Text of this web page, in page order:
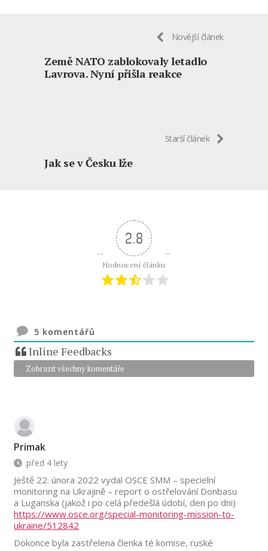
Novější článek
Země NATO zablokovaly letadlo
Lavrova. Nyní přišla reakce
Starší článek
Jak se v Česku lže
2.8
Hodnocení článku
5 komentářů
Inline Feedbacks
Zobrazit všechny komentáře
Primak
před 4 lety
Ještě 22. února 2022 vydal OSCE SMM – specielní
monitoring na Ukrajině – report o ostřelování Donbasu
a Luganska (jakož i po celá předešlá údobí, den po dni)
https://www.osce.org/special-monitoring-mission-to-
ukraine/512842
Dokonce byla zastřelena členka té komise, ruské